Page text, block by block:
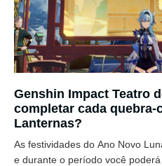
Genshin Impact Teatro
completar cada quebra-
Lanternas?
As festividades do Ano Novo
e durante o período você